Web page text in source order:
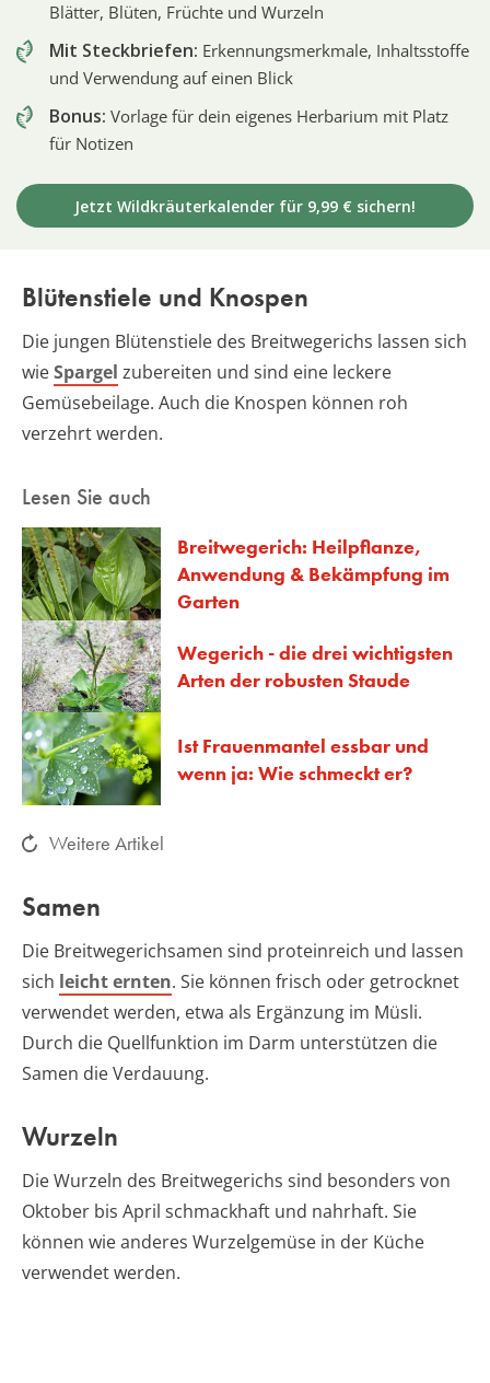
Blätter, Blüten, Früchte und Wurzeln
Mit Steckbriefen: Erkennungsmerkmale, Inhaltsstoffe
und Verwendung auf einen Blick
Bonus: Vorlage für dein eigenes Herbarium mit Platz
für Notizen
Jetzt Wildkräuterkalender für 9,99 € sichern!
Blütenstiele und Knospen
Die jungen Blütenstiele des Breitwegerichs lassen sich
wieSpargel zubereiten und sind eine leckere
Gemüsebeilage. Auch die Knospen können roh
verzehrt werden.
Lesen Sie auch
Breitwegerich: Heilpflanze,
Anwendung & Bekämpfung im
Garten
Wegerich - die drei wichtigsten
Arten der robusten Staude
Ist Frauenmantel essbar und
wenn ja: Wie schmeckt er?
Weitere Artikel
Samen
Die Breitwegerichsamen sind proteinreich und lassen
sich leicht ernten. Sie können frisch oder getrocknet
verwendet werden, etwa als Ergänzung im Müsli.
Durch die Quellfunktion im Darm unterstützen die
Samen die Verdauung.
Wurzeln
Die Wurzeln des Breitwegerichs sind besonders von
Oktober bis April schmackhaft und nahrhaft. Sie
können wie anderes Wurzelgemüse in der Küche
verwendet werden.